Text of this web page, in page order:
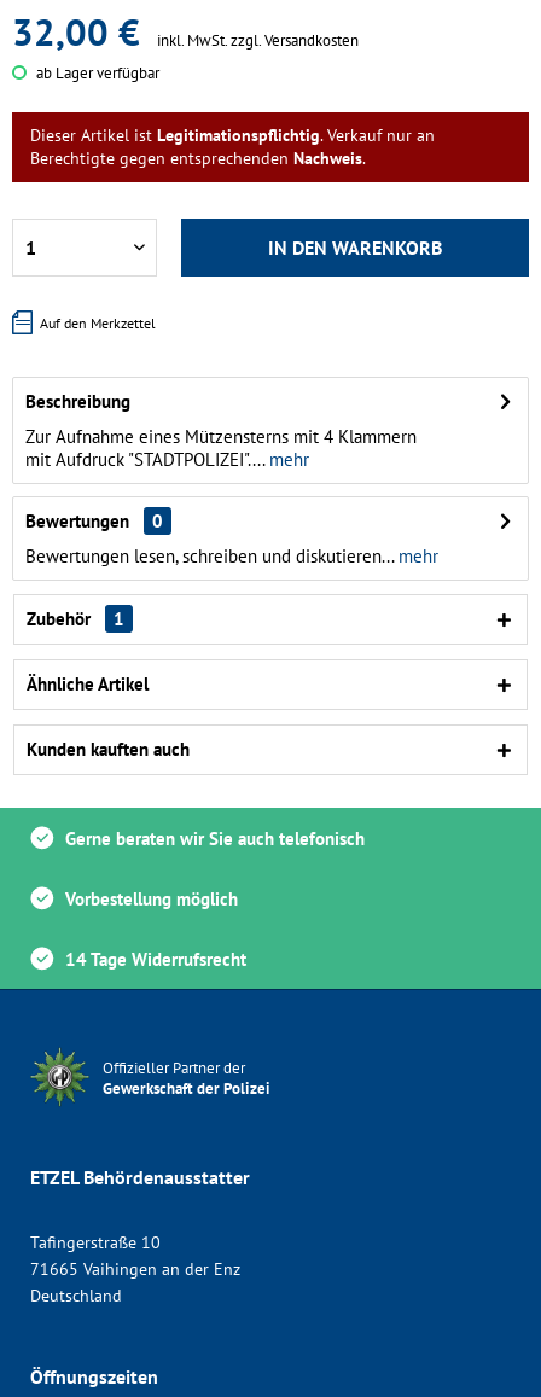
32,00 € inkl. MwSt.zzgl. Versandkosten
ab Lager verfügbar
Dieser Artikel ist Legitimationspflichtig. Verkauf nur an
Berechtigte gegen entsprechenden Nachweis.
IN DEN WARENKORB
Auf den Merkzettel
Beschreibung
Zur Aufnahme eines Mützensterns mit 4 Klammern
mit Aufdruck "STADTPOLIZEI"....mehr
Bewertungen
0
Bewertungen lesen, schreiben und diskutieren...mehr
Zubehör 1
Ähnliche Artikel
Kunden kauften auch
Gerne beraten wir Sie auch telefonisch
Vorbestellung möglich
14 Tage Widerrufsrecht
Offizieller Partner der
Gewerkschaft der Polizei
ETZEL Behördenausstatter
Tafingerstraße 10
71665 Vaihingen an der Enz
Deutschland
Öffnungszeiten